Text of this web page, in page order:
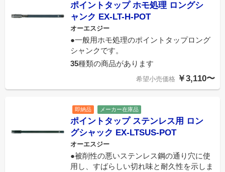
ポイントタップ ホモ処理 ロングシ
ャンク EX-LT-H-POT
オーエスジー
●一般用ホモ処理のポイントタップロング
シャンクです。
35種類の商品があります
希望小売価格 ￥3,110〜
即納品 メーカー在庫品
ポイントタップ ステンレス用 ロン
グシャック EX-LTSUS-POT
オーエスジー
●被削性の悪いステンレス鋼の通り穴に使
用し、すばらしい切れ味と耐久性を示しま